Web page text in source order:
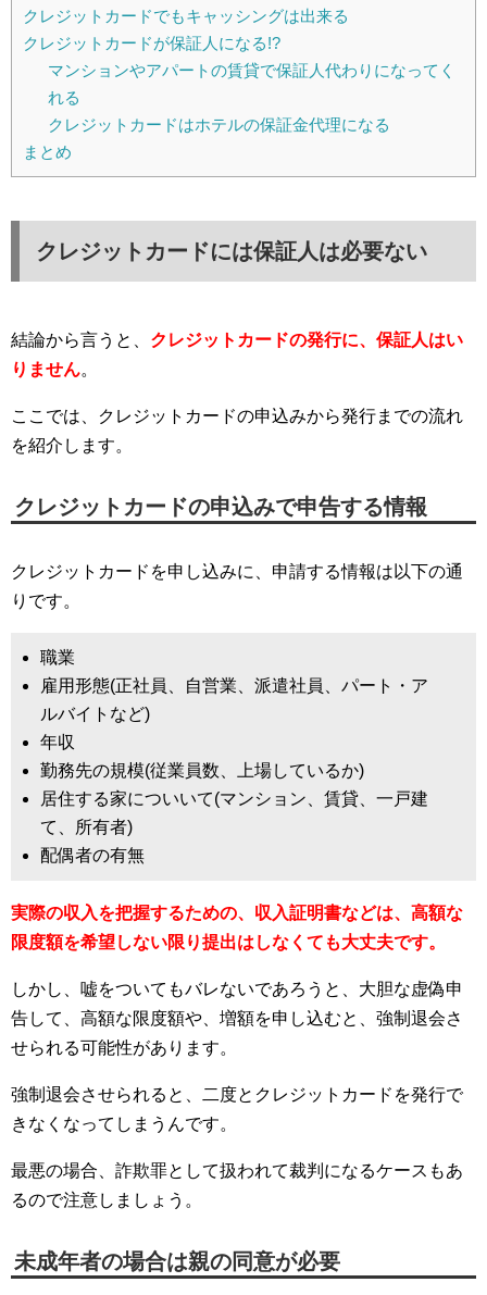
クレジットカードでもキャッシングは出来る
クレジットカードが保証人になる!?
マンションやアパートの賃貸で保証人代わりになってく
れる
クレジットカードはホテルの保証金代理になる
まとめ
クレジットカードには保証人は必要ない
結論から言うと、 クレジットカードの発行に、保証人はい
りません。
ここでは、クレジットカードの申込みから発行までの流れ
を紹介します。
クレジットカードの申込みで申告する情報
クレジットカードを申し込みに、申請する情報は以下の通
りです。
職業
雇用形態(正社員、自営業、派遣社員、パート・ア
ルバイトなど)
年収
勤務先の規模(従業員数、上場しているか)
居住する家についいて(マンション、賃貸、一戸建
て、所有者)
配偶者の有無
実際の収入を把握するための、収入証明書などは、高額な
限度額を希望しない限り提出はしなくても大丈夫です。
しかし、嘘をついてもバレないであろうと、大胆な虚偽申
告して、高額な限度額や、増額を申し込むと、強制退会さ
せられる可能性があります。
強制退会させられると、二度とクレジットカードを発行で
きなくなってしまうんです。
最悪の場合、詐欺罪として扱われて裁判になるケースもあ
るので注意しましょう。
未成年者の場合は親の同意が必要